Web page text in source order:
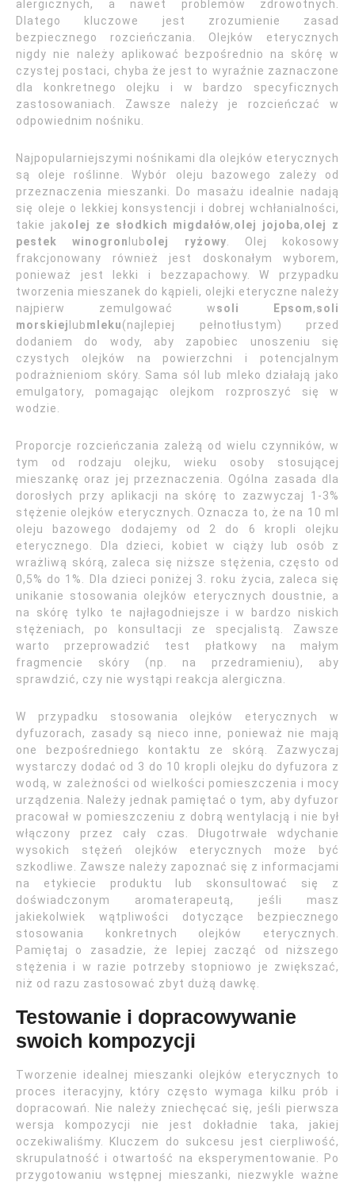
alergicznych, a nawet problemów zdrowotnych.
Dlatego kluczowe jest zrozumienie zasad
bezpiecznego rozcieńczania. Olejków eterycznych
nigdy nie należy aplikować bezpośrednio na skórę w
czystej postaci, chyba że jest to wyraźnie zaznaczone
dla konkretnego olejku i w bardzo specyficznych
zastosowaniach. Zawsze należy je rozcieńczać w
odpowiednim nośniku.
Najpopularniejszymi nośnikami dla olejków eterycznych
są oleje roślinne. Wybór oleju bazowego zależy od
przeznaczenia mieszanki. Do masażu idealnie nadają
się oleje o lekkiej konsystencji i dobrej wchłanialności,
takie jakolej ze słodkich migdałów,olej jojoba,olej z
pestek winogron lubolej ryżowy . Olej kokosowy
frakcjonowany również jest doskonałym wyborem,
ponieważ jest lekki i bezzapachowy. W przypadku
tworzenia mieszanek do kąpieli, olejki eteryczne należy
najpierw zemulgować wsoli Epsom,soli
morskiej lubmleku(najlepiej pełnotłustym) przed
dodaniem do wody, aby zapobiec unoszeniu się
czystych olejków na powierzchni i potencjalnym
podrażnieniom skóry. Sama sól lub mleko działają jako
emulgatory, pomagając olejkom rozproszyć się w
wodzie.
Proporcje rozcieńczania zależą od wielu czynników, w
tym od rodzaju olejku, wieku osoby stosującej
mieszankę oraz jej przeznaczenia. Ogólna zasada dla
dorosłych przy aplikacji na skórę to zazwyczaj 1-3%
stężenie olejków eterycznych. Oznacza to, że na 10 ml
oleju bazowego dodajemy od 2 do 6 kropli olejku
eterycznego. Dla dzieci, kobiet w ciąży lub osób z
wrażliwą skórą, zaleca się niższe stężenia, często od
0,5% do 1%. Dla dzieci poniżej 3. roku życia, zaleca się
unikanie stosowania olejków eterycznych doustnie, a
na skórę tylko te najłagodniejsze i w bardzo niskich
stężeniach, po konsultacji ze specjalistą. Zawsze
warto przeprowadzić test płatkowy na małym
fragmencie skóry (np. na przedramieniu), aby
sprawdzić, czy nie wystąpi reakcja alergiczna.
W przypadku stosowania olejków eterycznych w
dyfuzorach, zasady są nieco inne, ponieważ nie mają
one bezpośredniego kontaktu ze skórą. Zazwyczaj
wystarczy dodać od 3 do 10 kropli olejku do dyfuzora z
wodą, w zależności od wielkości pomieszczenia i mocy
urządzenia. Należy jednak pamiętać o tym, aby dyfuzor
pracował w pomieszczeniu z dobrą wentylacją i nie był
włączony przez cały czas. Długotrwałe wdychanie
wysokich stężeń olejków eterycznych może być
szkodliwe. Zawsze należy zapoznać się z informacjami
na etykiecie produktu lub skonsultować się z
doświadczonym aromaterapeutą, jeśli masz
jakiekolwiek wątpliwości dotyczące bezpiecznego
stosowania konkretnych olejków eterycznych.
Pamiętaj o zasadzie, że lepiej zacząć od niższego
stężenia i w razie potrzeby stopniowo je zwiększać,
niż od razu zastosować zbyt dużą dawkę.
Testowanie i dopracowywanie
swoich kompozycji
Tworzenie idealnej mieszanki olejków eterycznych to
proces iteracyjny, który często wymaga kilku prób i
dopracowań. Nie należy zniechęcać się, jeśli pierwsza
wersja kompozycji nie jest dokładnie taka, jakiej
oczekiwaliśmy. Kluczem do sukcesu jest cierpliwość,
skrupulatność i otwartość na eksperymentowanie. Po
przygotowaniu wstępnej mieszanki, niezwykle ważne